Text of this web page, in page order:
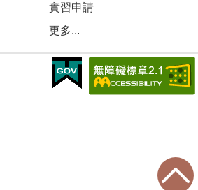
實習申請
更多...